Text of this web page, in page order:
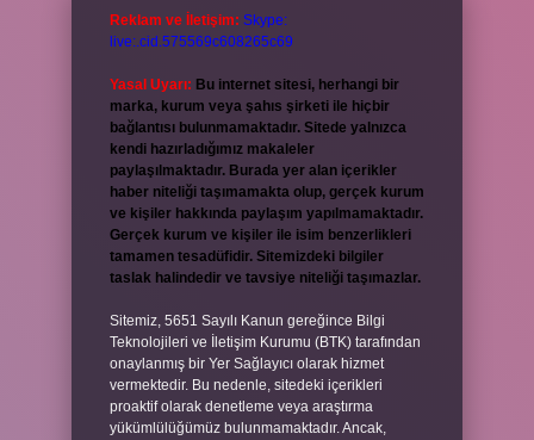
Reklam ve İletişim: Skype:
live:.cid.575569c608265c69
Yasal Uyarı: Bu internet sitesi, herhangi bir
marka, kurum veya şahıs şirketi ile hiçbir
bağlantısı bulunmamaktadır. Sitede yalnızca
kendi hazırladığımız makaleler
paylaşılmaktadır. Burada yer alan içerikler
haber niteliği taşımamakta olup, gerçek kurum
ve kişiler hakkında paylaşım yapılmamaktadır.
Gerçek kurum ve kişiler ile isim benzerlikleri
tamamen tesadüfidir. Sitemizdeki bilgiler
taslak halindedir ve tavsiye niteliği taşımazlar.
Sitemiz, 5651 Sayılı Kanun gereğince Bilgi
Teknolojileri ve İletişim Kurumu (BTK) tarafından
onaylanmış bir Yer Sağlayıcı olarak hizmet
vermektedir. Bu nedenle, sitedeki içerikleri
proaktif olarak denetleme veya araştırma
yükümlülüğümüz bulunmamaktadır. Ancak,